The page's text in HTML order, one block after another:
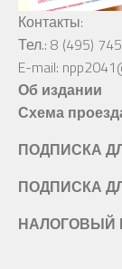
Контакты:
Тел.: 8 (495)
E-mail:
Об издании
Схема
ПОДПИСКА
ПОДПИСКА
НАЛОГОВЫЙ